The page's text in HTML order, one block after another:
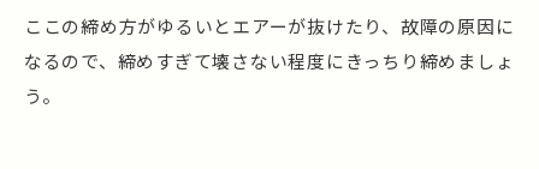
ここの締め方がゆるいとエアーが抜けたり、故障の原因に
なるので、締めすぎて壊さない程度にきっちり締めましょ
う。